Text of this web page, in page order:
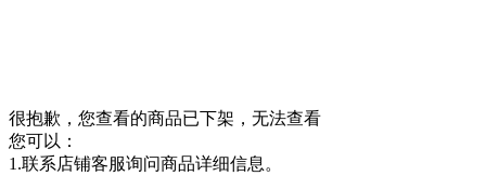
很抱歉，您查看的商品已下架，无法查看
您可以：
1.联系店铺客服询问商品详细信息。